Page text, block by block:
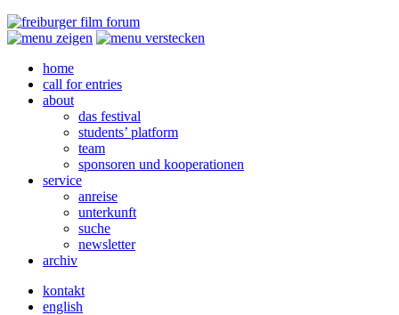
home
call for entries
about
das festival
students’ platform
team
sponsoren und kooperationen
service
anreise
unterkunft
suche
newsletter
archiv
kontakt
english